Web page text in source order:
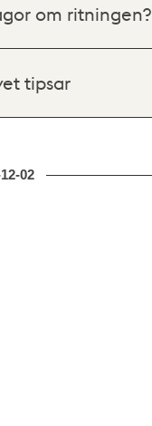
om ritningen?
tipsar
02